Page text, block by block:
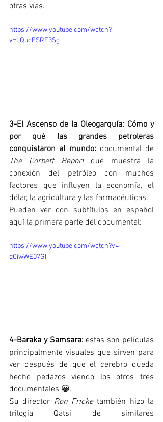
otras vías.
https://www.youtube.com/watch?
v=LQucESRF3Sg
3-El Ascenso de la Oleogarquía: Cómo y
por qué las grandes petroleras
conquistaron al mundo:
The Corbett Report que muestra la
conexión del petróleo con muchos
factores que influyen la economía, el
dólar, la agricultura y las farmacéuticas.
Pueden ver con subtítulos en español
aquí la primera parte del documental:
https://www.youtube.com/watch?v=-
qCiwWE07GI
4-Baraka y Samsara: estas son películas
principalmente visuales que sirven para
ver después de que el cerebro queda
hecho pedazos viendo los otros tres
documentales 😀.
Su director Ron Fricke también hizo la
trilogía Qatsi de similares